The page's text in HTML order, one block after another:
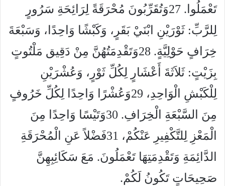
تَعْمَلُوا. 27وَتُقَرِّبُونَ مُحْرَقَةً لِرَائِحَةِ سَرُورٍ
لِلرَّبِّ: ثَوْرَيْنِ ابْنَيْ بَقَرٍ، وَكَبْشًا وَاحِدًا، وَسَبْعَةَ
خِرَافٍ حَوْلِيَّةٍ. 28وَتَقْدِمَتُهُنَّ مِنْ دَقِيق مَلْتُوتٍ
بِزَيْتٍ: ثَلاَثَةَ أَعْشَارٍ لِكُلِّ ثَوْرٍ، وَعُشْرَيْنِ
لِلْكَبْشِ الْوَاحِدِ، 29وَعُشْرًا وَاحِدًا لِكُلِّ خَرُوفٍ
مِنَ السَّبْعَةِ الْخِرَافِ. 30وَتَيْسًا وَاحِدًا مِنَ
الْمَعْزِ لِلتَّكْفِيرِ عَنْكُمْ، 31فَضْلاً عَنِ الْمُحْرَقَةِ
الدَّائِمَةِ وَتَقْدِمَتِهَا تَعْمَلُونَ. مَعَ سَكَائِبِهِنَّ
صَحِيحَاتٍ تَكُونُ لَكُمْ.